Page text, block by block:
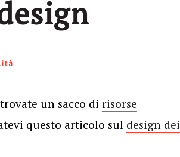
un sacco di risorse
questo articolo sul design dei